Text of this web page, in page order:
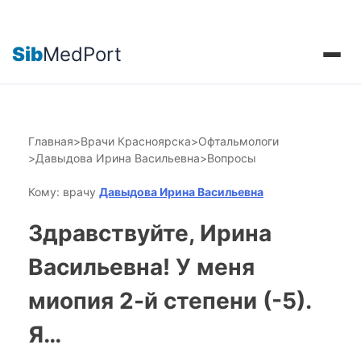
SibMedPort
Главная>Врачи Красноярска>Офтальмологи
>Давыдова Ирина Васильевна>Вопросы
Кому: врачу Давыдова Ирина Васильевна
Здравствуйте, Ирина
Васильевна! У меня
миопия 2-й степени (-5).
Я…